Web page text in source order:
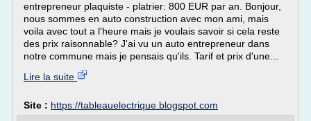
entrepreneur plaquiste - platrier: 800 EUR par an. Bonjour,
nous sommes en auto construction avec mon ami, mais
voila avec tout a l'heure mais je voulais savoir si cela reste
des prix raisonnable? J'ai vu un auto entrepreneur dans
notre commune mais je pensais qu'ils. Tarif et prix d'une...
Lire la suite
Site : https://tableauelectrique.blogspot.com